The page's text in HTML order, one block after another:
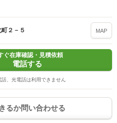
２－５ MAP
ぐ在庫確認・見積依頼
電話する
、光電話は利用できません
るか問い合わせる